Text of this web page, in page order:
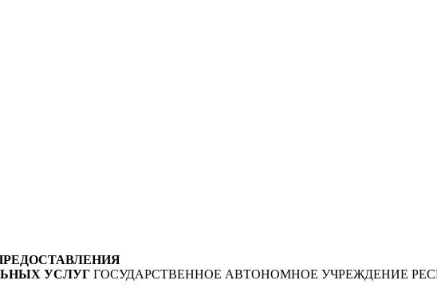
УСЛУГ ГОСУДАРСТВЕННОЕ АВТОНОМНОЕ УЧРЕЖДЕНИЕ